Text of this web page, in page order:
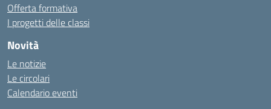
Offerta formativa
I progetti delle classi
Novità
Le notizie
Le circolari
Calendario eventi